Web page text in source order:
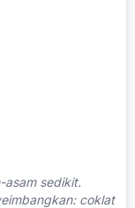
asam sedikit.
coklat